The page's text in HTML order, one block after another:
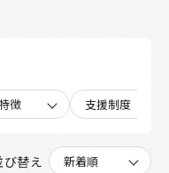
徴 支援制度
び替え